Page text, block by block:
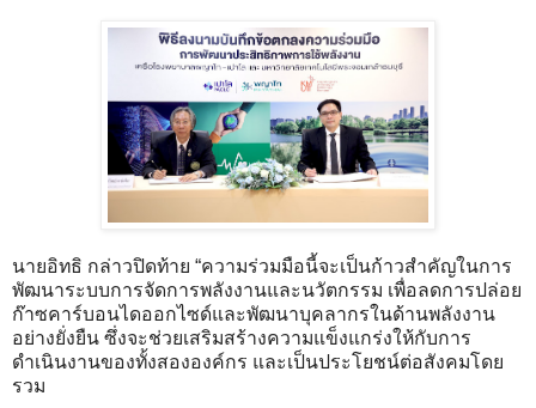
นายอิทธิ กล่าวปิดท้าย “ความร่วมมือนี้จะเป็นก้าวสำคัญในการ
พัฒนาระบบการจัดการพลังงานและนวัตกรรม เพื่อลดการปล่อย
ก๊าซคาร์บอนไดออกไซด์และพัฒนาบุคลากรในด้านพลังงาน
อย่างยั่งยืน ซึ่งจะช่วยเสริมสร้างความแข็งแกร่งให้กับการ
ดำเนินงานของทั้งสององค์กร และเป็นประโยชน์ต่อสังคมโดย
รวม